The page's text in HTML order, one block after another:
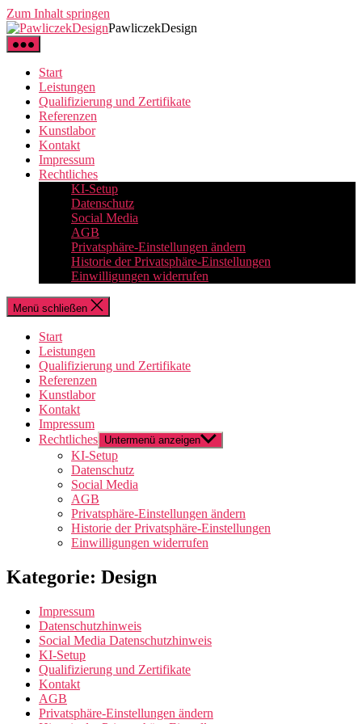
Zum Inhalt springen
PawliczekDesign
Start
Leistungen
Qualifizierung und Zertifikate
Referenzen
Kunstlabor
Kontakt
Impressum
Rechtliches
KI-Setup
Datenschutz
Social Media
AGB
Privatsphäre-Einstellungen ändern
Historie der Privatsphäre-Einstellungen
Einwilligungen widerrufen
Menü schließen
Start
Leistungen
Qualifizierung und Zertifikate
Referenzen
Kunstlabor
Kontakt
Impressum
Rechtliches Untermenü anzeigen
KI-Setup
Datenschutz
Social Media
AGB
Privatsphäre-Einstellungen ändern
Historie der Privatsphäre-Einstellungen
Einwilligungen widerrufen
Kategorie: Design
Impressum
Datenschutzhinweis
Social Media Datenschutzhinweis
KI-Setup
Qualifizierung und Zertifikate
Kontakt
AGB
Privatsphäre-Einstellungen ändern